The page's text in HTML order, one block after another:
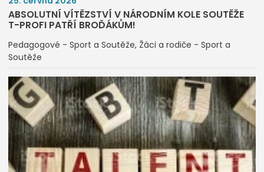
ABSOLUTNÍ VÍTĚZSTVÍ V NÁRODNÍM KOLE SOUTĚŽE
T-PROFI PATŘÍ BROĎÁKŮM!
Pedagogové - Sport a Soutěže Žáci a rodiče - Sport a
Soutěže